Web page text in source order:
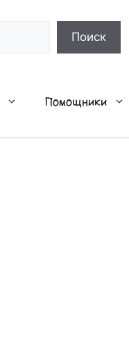
Поиск
Помощники